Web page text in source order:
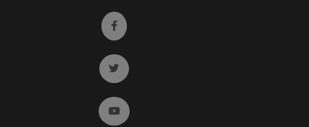
Ir a facebook (abre en ventana nueva)
Ir a twitter (abre en ventana nueva)
Ir a YouTube (abre en ventana nueva)